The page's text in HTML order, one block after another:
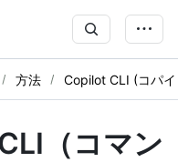
方法 Copilot CLI (コパ
（コマン